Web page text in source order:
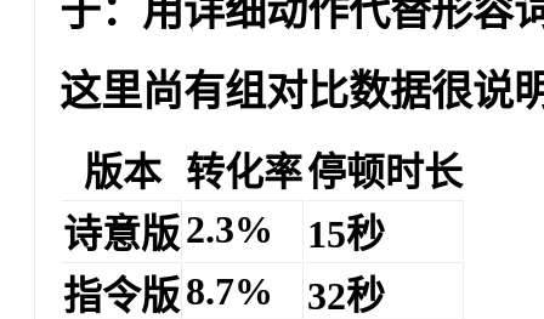
于： 用详细动作代替形容
这里尚有组对比数据很说
版本 转化率停顿时长
诗意版2.3%
15秒
指令版8.7% 32秒